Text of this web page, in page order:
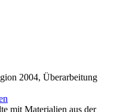
2004, Überarbeitung
mit Materialien aus der